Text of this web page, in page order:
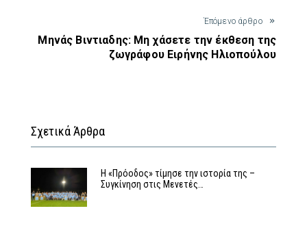
Έπόμενο άρθρο
Μηνάς Βιντιαδης: Μη χάσετε την έκθεση της
ζωγράφου Ειρήνης Ηλιοπούλου
Σχετικά Άρθρα
Η «Πρόοδος» τίμησε την ιστορία της –
Συγκίνηση στις Μενετές…